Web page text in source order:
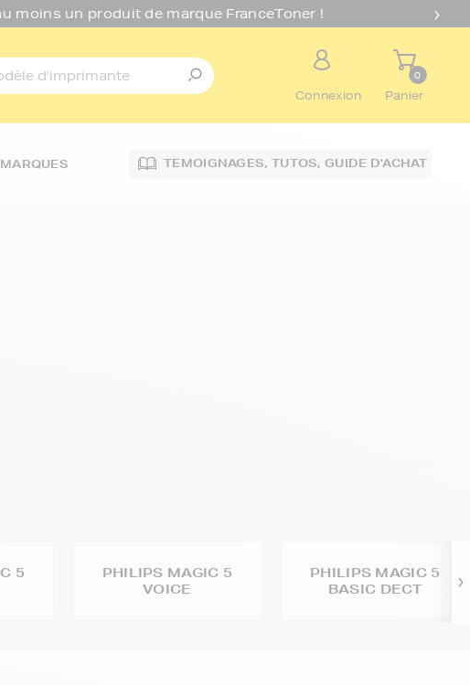
moins un produit de marque FranceToner !
Connexion
0
Panier
TEMOIGNAGES, TUTOS,GUIDE D'ACHAT
5
PHILIPS MAGIC 5
VOICE
PHILIPS MAGIC 5
BASIC DECT